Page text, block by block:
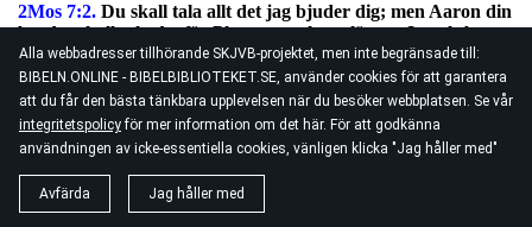
Alla webbadresser tillhörande SKJVB-projektet, men inte begränsade till:
BIBELN.ONLINE - BIBELBIBLIOTEKET.SE, använder cookies för att garantera
att du får den bästa tänkbara upplevelsen när du besöker webbplatsen. Se vår
integritetspolicyför mer information om det här. För att godkänna
användningen av icke-essentiella cookies, vänligen klicka "Jag håller med"
Avfärda Jag håller med
2Mos 7:2. Du skall tala allt det jag bjuder dig; men Aaron din
broder skall tala det för Pharao, att han släpper Israels barn
utu sitt land.
2Mos 7:3.Men jag vill förhärda Pharaos hjerta, på det jag
skall göra min tecken och under mång uti Egypti land.
bevisa mina hand uti Egypten; och föra min här, mitt folk
Israels barn utur Egypti land genom stora domar.